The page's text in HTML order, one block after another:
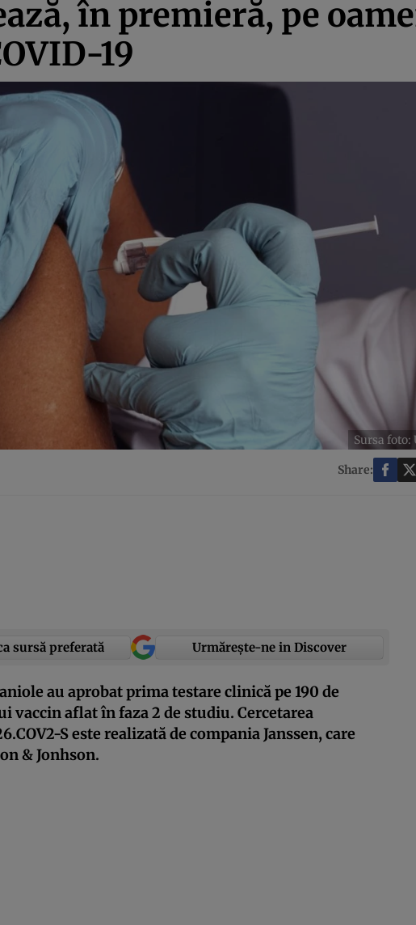
în premieră, pe
19
Sursa foto:
Share:
sursă preferată Urmărește-ne in Discover
au aprobat prima testare clinică pe 190 de
vaccin aflat în faza 2 de studiu. Cercetarea
S este realizată de compania Janssen, care
& Jonhson.